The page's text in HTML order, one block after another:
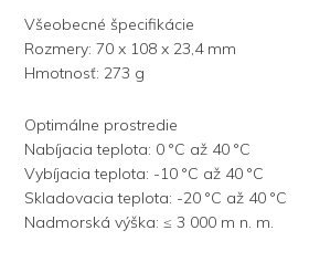
Všeobecné špecifikácie
Rozmery: 70 x 108 x 23,4 mm
Hmotnosť: 273 g
Optimálne prostredie
Nabíjacia teplota: 0 °C až 40 °C
Vybíjacia teplota: -10 °C až 40 °C
Skladovacia teplota: -20 °C až 40 °C
Nadmorská výška: ≤ 3 000 m n. m.